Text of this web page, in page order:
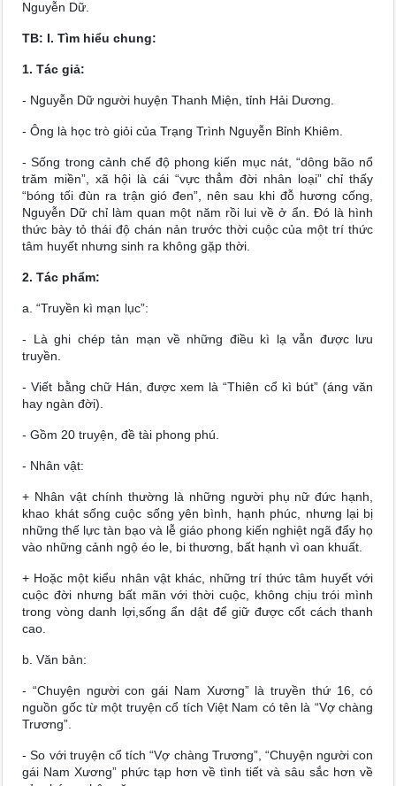
Nguyễn Dữ.
TB: I. Tìm hiểu chung:
1. Tác giả:
- Nguyễn Dữ người huyện Thanh Miện, tỉnh Hải Dương.
- Ông là học trò giỏi của Trạng Trình Nguyễn Bỉnh Khiêm.
- Sống trong cảnh chế độ phong kiến mục nát, “dông bão nổ
trăm miền”, xã hội là cái “vực thẳm đời nhân loại” chỉ thấy
“bóng tối đùn ra trận gió đen”, nên sau khi đỗ hương cống,
Nguyễn Dữ chỉ làm quan một năm rồi lui về ở ẩn. Đó là hình
thức bày tỏ thái độ chán nản trước thời cuộc của một trí thức
tâm huyết nhưng sinh ra không gặp thời.
2. Tác phẩm:
a. “Truyền kì mạn lục”:
- Là ghi chép tản mạn về những điều kì lạ vẫn được lưu
truyền.
- Viết bằng chữ Hán, được xem là “Thiên cổ kì bút” (áng văn
hay ngàn đời).
- Gồm 20 truyện, đề tài phong phú.
- Nhân vật:
+ Nhân vật chính thường là những người phụ nữ đức hạnh,
khao khát sống cuộc sống yên bình, hạnh phúc, nhưng lại bị
những thế lực tàn bạo và lễ giáo phong kiến nghiệt ngã đẩy họ
vào những cảnh ngộ éo le, bi thương, bất hạnh vì oan khuất.
+ Hoặc một kiểu nhân vật khác, những trí thức tâm huyết với
cuộc đời nhưng bất mãn với thời cuộc, không chịu trói mình
trong vòng danh lợi,sống ẩn dật để giữ được cốt cách thanh
cao.
b. Văn bản:
- “Chuyện người con gái Nam Xương” là truyền thứ 16, có
nguồn gốc từ một truyện cổ tích Việt Nam có tên là “Vợ chàng
Trương”.
- So với truyện cổ tích “Vợ chàng Trương”, “Chuyện người con
gái Nam Xương” phức tạp hơn về tình tiết và sâu sắc hơn về